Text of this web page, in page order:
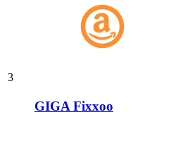
3
GIGA Fixxoo